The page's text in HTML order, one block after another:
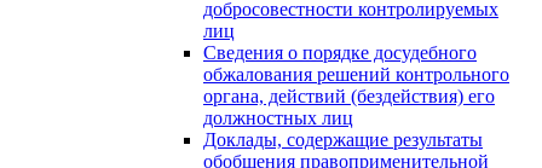
добросовестности контролируемых
лиц
Сведения о порядке досудебного
обжалования решений контрольного
органа, действий (бездействия) его
должностных лиц
Доклады, содержащие результаты
обобщения правоприменительной